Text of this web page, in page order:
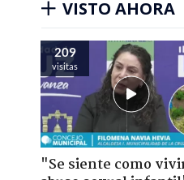
VISTO AHORA
209
visitas
"Se siente como